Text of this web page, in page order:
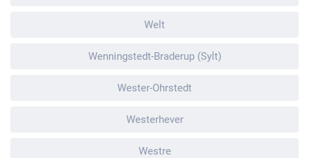
Welt
Wenningstedt-Braderup (Sylt)
Wester-Ohrstedt
Westerhever
Westre